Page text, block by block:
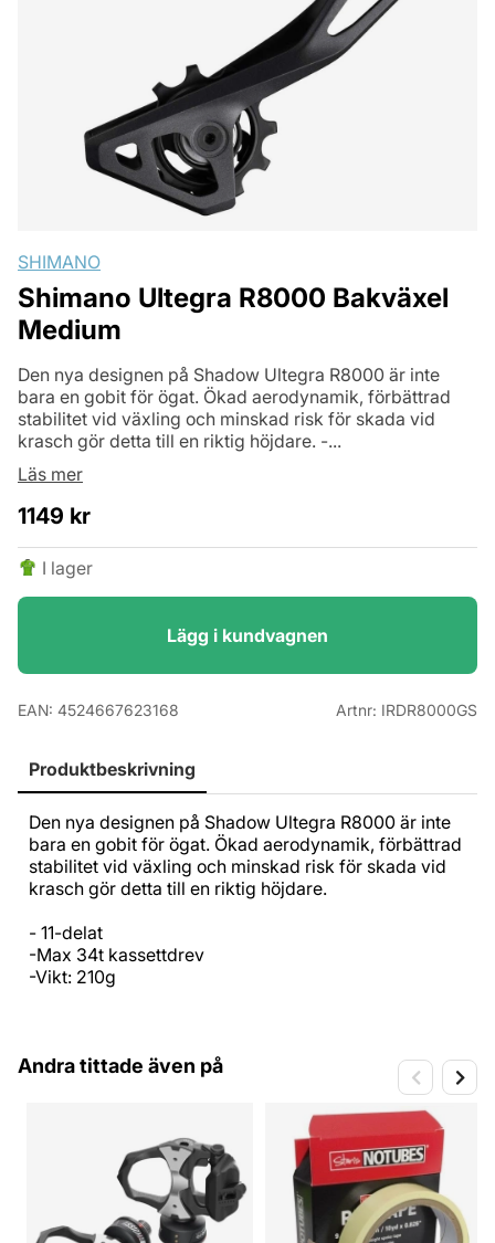
SHIMANO
Shimano Ultegra R8000 Bakväxel
Medium
Den nya designen på Shadow Ultegra R8000 är inte
bara en gobit för ögat. Ökad aerodynamik, förbättrad
stabilitet vid växling och minskad risk för skada vid
krasch gör detta till en riktig höjdare. -...
Läs mer
1149 kr
I lager
Lägg i kundvagnen
EAN: 4524667623168 Artnr: IRDR8000GS
Produktbeskrivning
Den nya designen på Shadow Ultegra R8000 är inte
bara en gobit för ögat. Ökad aerodynamik, förbättrad
stabilitet vid växling och minskad risk för skada vid
krasch gör detta till en riktig höjdare.
- 11-delat
-Max 34t kassettdrev
-Vikt: 210g
Andra tittade även på